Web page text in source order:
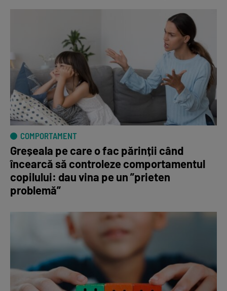
COMPORTAMENT
Greșeala pe care o fac părinții când
încearcă să controleze comportamentul
copilului: dau vina pe un ”prieten
problemă”